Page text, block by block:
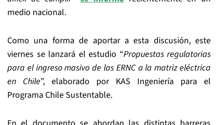
medio nacional.
Como una forma de aportar a esta discusión, este
viernes se lanzará el estudio “Propuestas regulatorias
para el ingreso masivo de las ERNC a la matriz eléctrica
en Chile”, elaborado por KAS Ingeniería para el
Programa Chile Sustentable.